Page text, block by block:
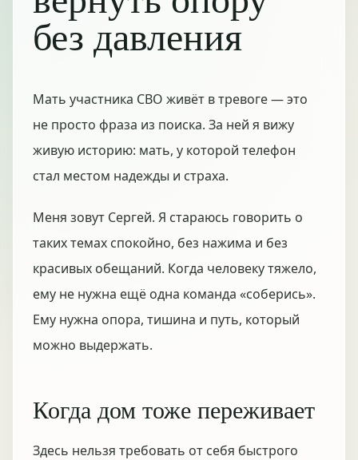
без давления
Мать участника СВО живёт в тревоге — это
не просто фраза из поиска. За ней я вижу
живую историю: мать, у которой телефон
стал местом надежды и страха.
Меня зовут Сергей. Я стараюсь говорить о
таких темах спокойно, без нажима и без
красивых обещаний. Когда человеку тяжело,
ему не нужна ещё одна команда «соберись».
Ему нужна опора, тишина и путь, который
можно выдержать.
Когда дом тоже переживает
Здесь нельзя требовать от себя быстрого